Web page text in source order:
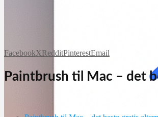
FacebookXRedditPinterestEmail
Paintbrush til Mac – det